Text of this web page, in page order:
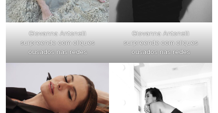
Giovanna Antonelli
surpreende com cliques
ousados nas redes
Giovanna Antonelli
surpreende com cliques
ousados nas redes